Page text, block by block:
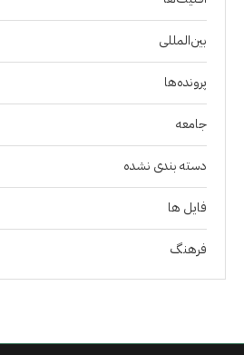
بین‌المللی
پرونده‌ها
جامعه
دسته بندی نشده
فايل ها
فرهنگ